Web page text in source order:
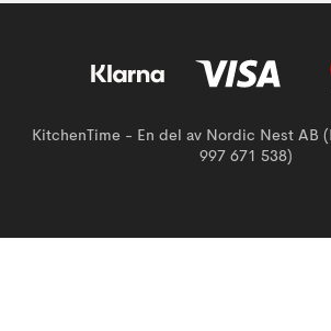
KitchenTime - En del av Nordic Nest AB
997 671 538)